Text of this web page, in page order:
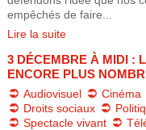
empêchés de faire...
Lire la suite
3 DÉCEMBRE À MIDI :
ENCORE PLUS
Audiovisuel Cinéma
Droits sociaux
Spectacle vivant